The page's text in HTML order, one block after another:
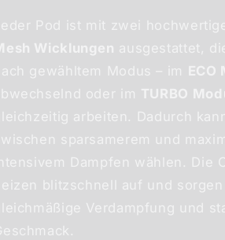
Pod ist mit zwei
Wicklungen ausgestattet,
gewähltem Modus – im
ECO
oder im TURBO
arbeiten. Dadurch
sparsamerem und
intensivem Dampfen wählen. Die
blitzschnell auf und
Verdampfung und